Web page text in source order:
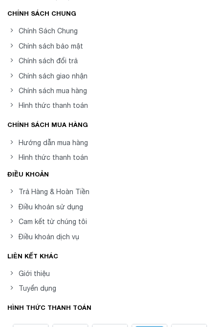
CHÍNH SÁCH CHUNG
Chính Sách Chung
Chính sách bảo mật
Chính sách đổi trả
Chính sách giao nhận
Chính sách mua hàng
Hình thức thanh toán
CHÍNH SÁCH MUA HÀNG
Hướng dẫn mua hàng
Hình thức thanh toán
ĐIỀU KHOẢN
Trả Hàng & Hoàn Tiền
Điều khoản sử dụng
Cam kết từ chúng tôi
Điều khoản dịch vụ
LIÊN KẾT KHÁC
Giới thiệu
Tuyển dụng
HÌNH THỨC THANH TOÁN